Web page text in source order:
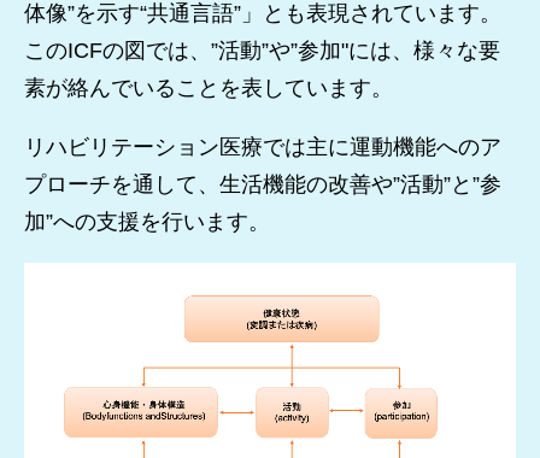
体像”を示す“共通言語”」とも表現されています。
このICFの図では、”活動”や”参加"には、様々な要
素が絡んでいることを表しています。
リハビリテーション医療では主に運動機能へのア
プローチを通して、生活機能の改善や”活動”と”参
加”への支援を行います。